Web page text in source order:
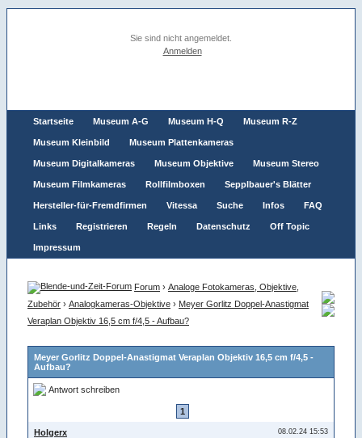
Sie sind nicht angemeldet.
Anmelden
Startseite Museum A-G Museum H-Q Museum R-Z
Museum Kleinbild Museum Plattenkameras
Museum Digitalkameras Museum Objektive Museum Stereo
Museum Filmkameras Rollfilmboxen Sepplbauer's Blätter
Hersteller-für-Fremdfirmen Vitessa Suche Infos FAQ
Links Registrieren Regeln Datenschutz Off Topic
Impressum
Forum › Analoge Fotokameras, Objektive,
Zubehör › Analogkameras-Objektive › Meyer Gorlitz Doppel-Anastigmat
Veraplan Objektiv 16,5 cm f/4,5 - Aufbau?
Meyer Gorlitz Doppel-Anastigmat Veraplan Objektiv 16,5 cm f/4,5 -
Aufbau?
Antwort schreiben
1
08.02.24 15:53
Holgerx